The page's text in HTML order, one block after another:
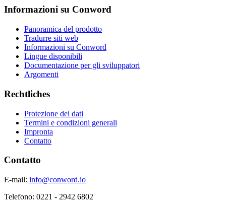
Informazioni su Conword
Panoramica del prodotto
Tradurre siti web
Informazioni su Conword
Lingue disponibili
Documentazione per gli sviluppatori
Argomenti
Rechtliches
Protezione dei dati
Termini e condizioni generali
Impronta
Contatto
Contatto
E-mail: info@conword.io
Telefono: 0221 - 2942 6802